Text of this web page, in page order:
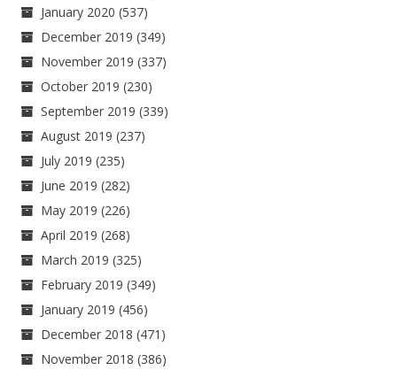
January 2020 (537)
December 2019 (349)
November 2019 (337)
October 2019 (230)
September 2019 (339)
August 2019 (237)
July 2019 (235)
June 2019 (282)
May 2019 (226)
April 2019 (268)
March 2019 (325)
February 2019 (349)
January 2019 (456)
December 2018 (471)
November 2018 (386)